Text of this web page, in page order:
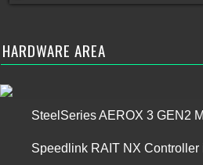
HARDWARE AREA
SteelSeries AEROX 3 GEN2
Speedlink RAIT NX Controller